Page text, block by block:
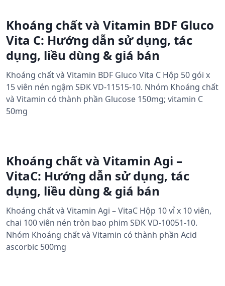
Khoáng chất và Vitamin BDF Gluco
Vita C: Hướng dẫn sử dụng, tác
dụng, liều dùng & giá bán
Khoáng chất và Vitamin BDF Gluco Vita C Hộp 50 gói x
15 viên nén ngậm SĐK VD-11515-10. Nhóm Khoáng chất
và Vitamin có thành phần Glucose 150mg; vitamin C
50mg
Khoáng chất và Vitamin Agi –
VitaC: Hướng dẫn sử dụng, tác
dụng, liều dùng & giá bán
Khoáng chất và Vitamin Agi – VitaC Hộp 10 vỉ x 10 viên,
chai 100 viên nén tròn bao phim SĐK VD-10051-10.
Nhóm Khoáng chất và Vitamin có thành phần Acid
ascorbic 500mg